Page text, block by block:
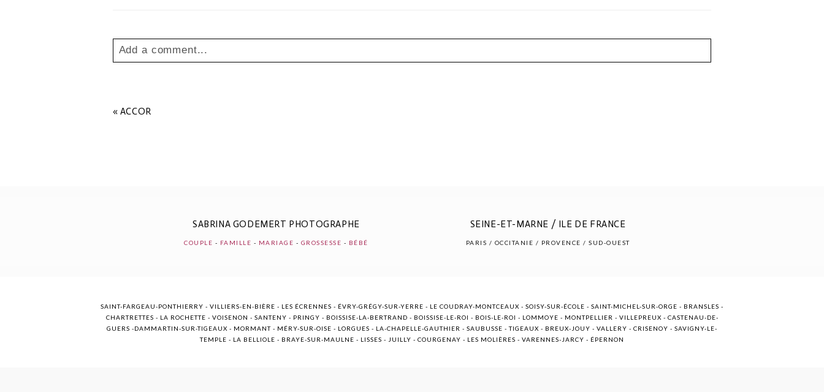
Add a comment...
« ACCOR
SABRINA GODEMERT PHOTOGRAPHE
COUPLE - FAMILLE - MARIAGE - GROSSESSE - BÉBÉ
SEINE-ET-MARNE / ILE DE FRANCE
PARIS / OCCITANIE / PROVENCE / SUD-OUEST
SAINT-FARGEAU-PONTHIERRY - VILLIERS-EN-BIÈRE - LES ÉCRENNES - ÉVRY-GRÉGY-SUR-YERRE - LE COUDRAY-MONTCEAUX - SOISY-SUR-ÉCOLE - SAINT-MICHEL-SUR-ORGE - BRANSLES -
CHARTRETTES - LA ROCHETTE - VOISENON - SANTENY - PRINGY - BOISSISE-LA-BERTRAND - BOISSISE-LE-ROI - BOIS-LE-ROI - LOMMOYE - MONTPELLIER - VILLEPREUX - CASTENAU-DE-
GUERS -DAMMARTIN-SUR-TIGEAUX - MORMANT - MÉRY-SUR-OISE - LORGUES - LA-CHAPELLE-GAUTHIER - SAUBUSSE - TIGEAUX - BREUX-JOUY - VALLERY - CRISENOY - SAVIGNY-LE-
TEMPLE - LA BELLIOLE - BRAYE-SUR-MAULNE - LISSES - JUILLY - COURGENAY - LES MOLIÈRES - VARENNES-JARCY - ÉPERNON